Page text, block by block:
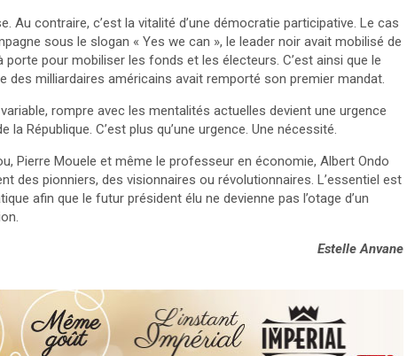
Au contraire, c’est la vitalité d’une démocratie participative. Le cas
sous le slogan « Yes we can », le leader noir avait mobilisé de
pour mobiliser les fonds et les électeurs. C’est ainsi que le
milliardaires américains avait remporté son premier mandat.
rompre avec les mentalités actuelles devient une urgence
République. C’est plus qu’une urgence. Une nécessité.
Pierre Mouele et même le professeur en économie, Albert Ondo
des pionniers, des visionnaires ou révolutionnaires. L’essentiel est
afin que le futur président élu ne devienne pas l’otage d’un
Estelle Anvane